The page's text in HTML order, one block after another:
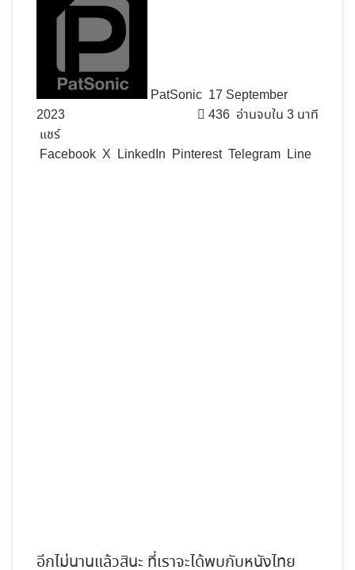
PatSonic 17 September
2023
436 อ่านจบใน 3 นาที
แชร์
Facebook X LinkedIn Pinterest Telegram Line
อีกไม่นานแล้วสินะ ที่เราจะได้พบกับหนังไทย